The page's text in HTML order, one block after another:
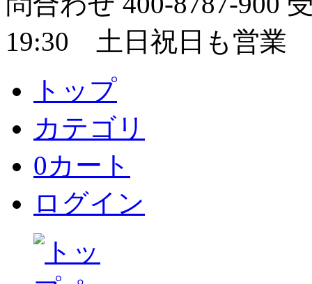
トップ
カテゴリ
0カート
ログイン